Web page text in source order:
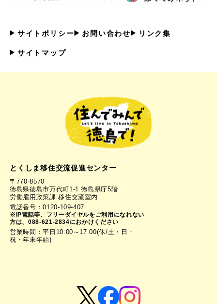
サイトポリシー お問い合わせ リンク集
サイトマップ
とくしま移住交流促進センター
〒770-8570
徳島県徳島市万代町1-1 徳島県庁5階
労働雇用政策課 移住交流室内
電話番号：0120-109-407
※IP電話等、フリーダイヤルをご利用になれない
方は、088-621-2834におかけください
営業時間：平日10:00～17:00(休/土・日・
祝・年末年始)